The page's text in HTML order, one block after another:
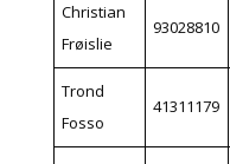
Christian
Frøislie
93028810
Trond
Fosso
41311179